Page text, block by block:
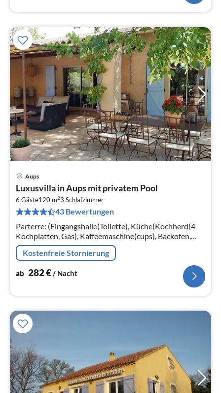
Aups
Luxusvilla in Aups mit privatem Pool
6 Gäste120 m23 Schlafzimmer
43 Bewertungen
Parterre: (Eingangshalle(Toilette), Küche(Kochherd(4
Kochplatten, Gas), Kaffeemaschine(cups), Backofen,
Mikrowelle, Spülmaschine, Kühlschrank,
Tiefkühlschrank)
Kostenfreie Stornierung
ab 282€/ Nacht